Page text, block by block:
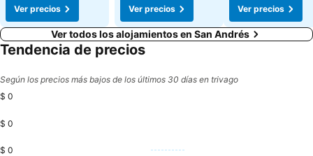
Ver precios
Ver precios
Ver precios
Ver todos los alojamientos en San Andrés
Tendencia de precios
Según los precios más bajos de los últimos 30 días en trivago
$ 0
$ 0
$ 0